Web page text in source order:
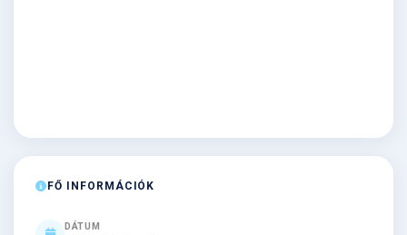
FŐ INFORMÁCIÓK
DÁTUM